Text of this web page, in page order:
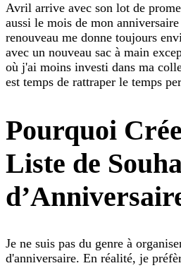
Avril arrive avec son lot de
aussi le mois de mon
renouveau me donne toujours
avec un nouveau sac à main
où j'ai moins investi dans ma
est temps de rattraper le temps
Pourquoi
Liste de
Je ne suis pas du genre à
d'anniversaire. En réalité, je